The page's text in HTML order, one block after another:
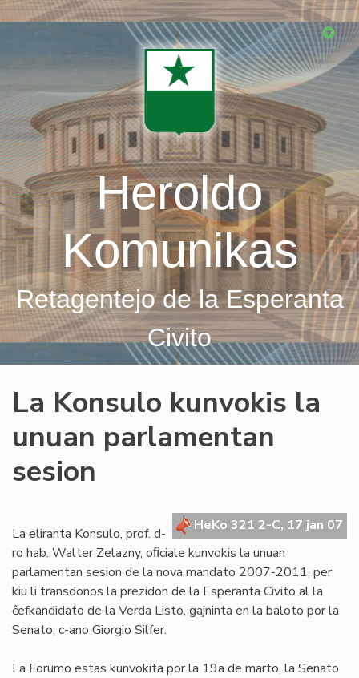
Skip
Heroldo
Komunikas
Retagentejo de la Esperanta
Civito
La Konsulo kunvokis la
unuan parlamentan
sesion
HeKo 321 2-C, 17 jan 07
La eliranta Konsulo, prof. d-
ro hab. Walter Zelazny, oﬁciale kunvokis la unuan
parlamentan sesion de la nova mandato 2007-2011, per
kiu li transdonos la prezidon de la Esperanta Civito al la
ĉefkandidato de la Verda Listo, gajninta en la baloto por la
Senato, c-ano Giorgio Silfer.
La Forumo estas kunvokita por la 19a de marto, la Senato